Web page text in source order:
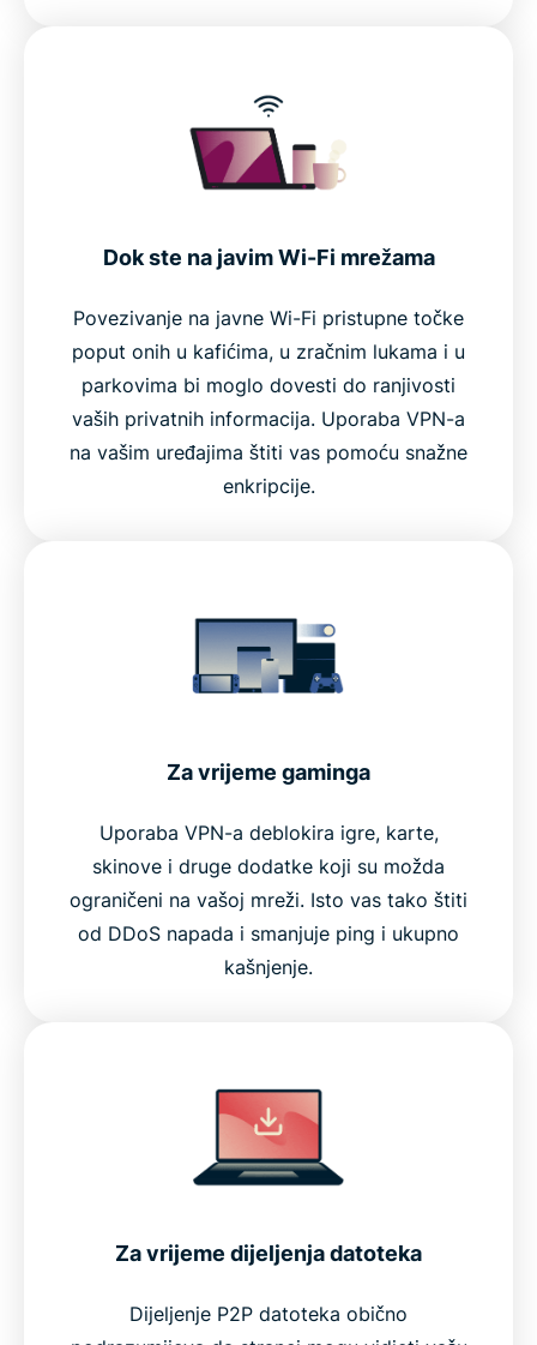
Dok ste na javim Wi-Fi mrežama
Povezivanje na javne Wi-Fi pristupne točke
poput onih u kafićima, u zračnim lukama i u
parkovima bi moglo dovesti do ranjivosti
vaših privatnih informacija. Uporaba VPN-a
na vašim uređajima štiti vas pomoću snažne
enkripcije.
Za vrijeme gaminga
Uporaba VPN-a deblokira igre, karte,
skinove i druge dodatke koji su možda
ograničeni na vašoj mreži. Isto vas tako štiti
od DDoS napada i smanjuje ping i ukupno
kašnjenje.
Za vrijeme dijeljenja datoteka
Dijeljenje P2P datoteka obično